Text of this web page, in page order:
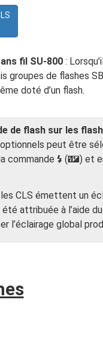
fil SU-800:
groupes de flashes
doté d’un flash.
de flash sur les
peut être
commande M (Y) et
CLS émettent un
attribuée à l’aide
l’éclairage global